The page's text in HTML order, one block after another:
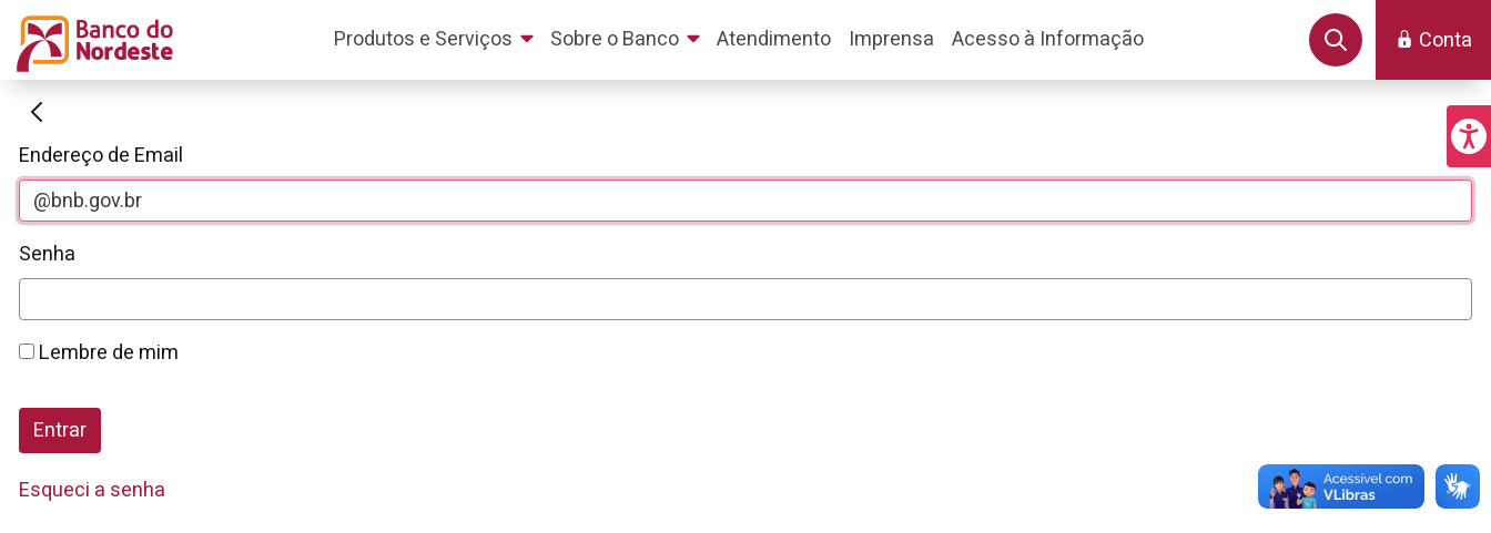
Conta
Produtos e Serviços Sobre o Banco Atendimento Imprensa Acesso à Informação
Autenticação
Endereço de Email
Senha
Lembre de mim
Entrar
Esqueci a senha